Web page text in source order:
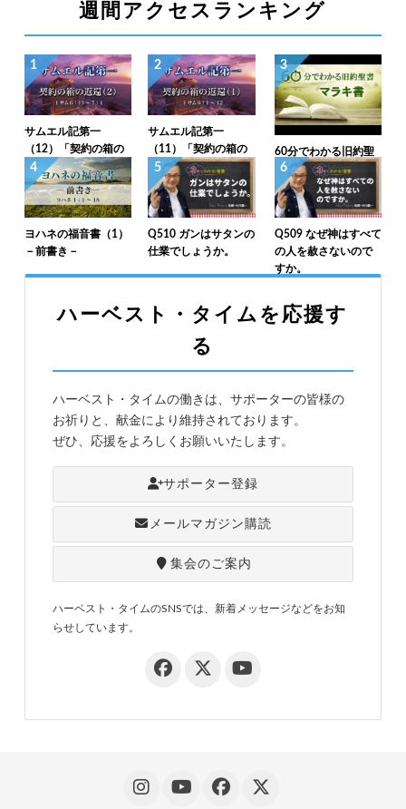
週間アクセスランキング
1
サムエル記第一
（12）「契約の箱の
返還（2）」1サム6：
13～7：1
2
サムエル記第一
（11）「契約の箱の
返還（1）」1サム6：
1～12
3
60分でわかる旧約聖
書（39）マラキ書
4
ヨハネの福音書（1）
－前書き－
5
Q510 ガンはサタンの
仕業でしょうか。
6
Q509 なぜ神はすべて
の人を赦さないので
すか。
ハーベスト・タイムを応援す
る
ハーベスト・タイムの働きは、サポーターの皆様の
お祈りと、献金により維持されております。
ぜひ、応援をよろしくお願いいたします。
サポーター登録
メールマガジン購読
集会のご案内
ハーベスト・タイムのSNSでは、新着メッセージなどをお知
らせしています。